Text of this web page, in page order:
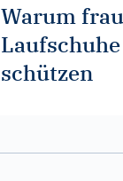
Warum
schützen